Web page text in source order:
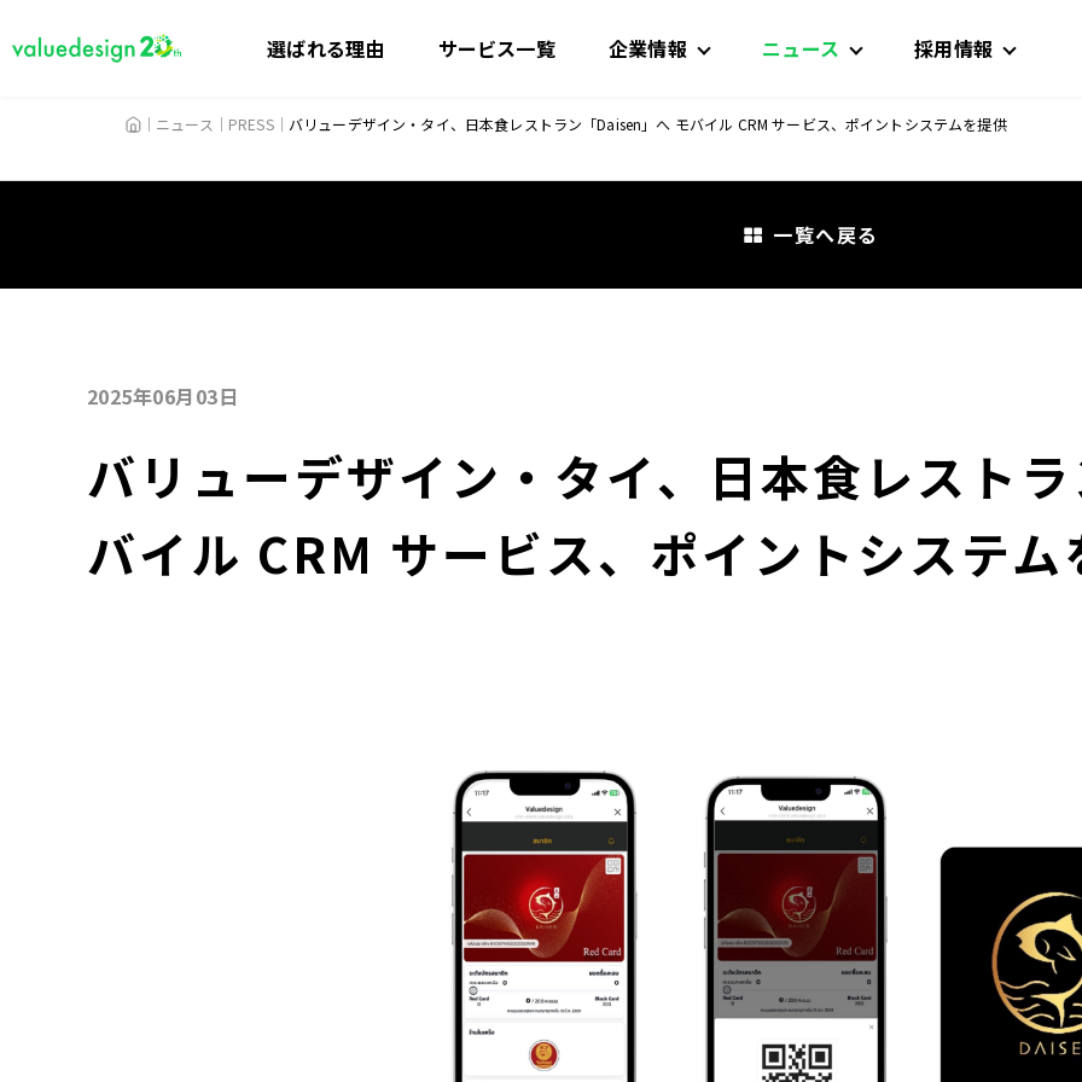
選ばれる理由 サービス一覧 企業情報 ニュース 採用情報
HOMEニュース PRESS バリューデザイン・タイ、日本食レストラン「Daisen」へ モバイル CRM サービス、ポイントシステムを提供
一覧へ戻る
2025年06月03日
バリューデザイン・タイ、日本食レスト
バイル CRM サービス、ポイントシステム